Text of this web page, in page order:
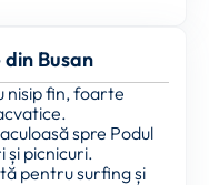
Busan
nisip fin, foarte
spre Podul
picnicuri.
pentru surfing și